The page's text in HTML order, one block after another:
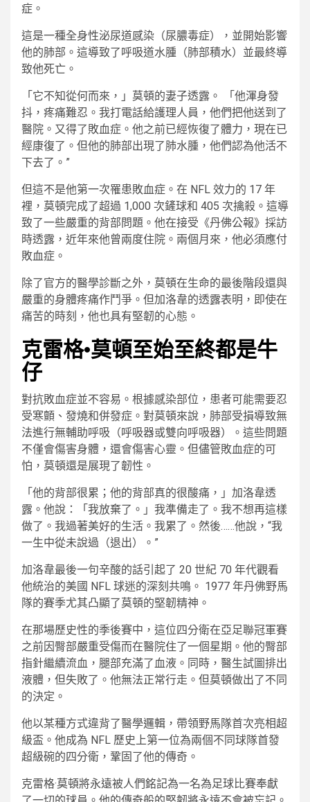
症。
這是一種全身性泌尿道感染（尿膿毒症），並開始影響
他的肺部。這導致了呼吸道水腫（肺部積水）並最終導
致他死亡。
「它不知從何而來，」莫頓的妻子透露。 「他渾身發
抖，疼痛難忍。我打電話給護理人員，他們把他送到了
醫院。又得了敗血症。他之前已經恢復了體力，現在已
經康復了。但他的肺部出現了肺水腫，他們認為他活不
下去了。”
但這不是他第一次罹患敗血症。在 NFL 效力的 17 年
裡，莫頓完成了超過 1,000 次鏟球和 405 次擒殺。這導
致了一些嚴重的背部問題。他在接受《丹佛公報》採訪
時透露，近年來他曾兩度住院。兩個月來，他必須應付
敗血症。
除了官方的醫學診斷之外，莫頓在生命的最後階段還與
嚴重的身體疼痛作鬥爭。但加洛韋的透露表明，即使在
痛苦的時刻，他也具有堅韌的心態。
克雷格·莫頓至始至終都是牛
仔
對抗敗血症並不容易。根據感染部位，患者可能需要忍
受寒顫、發燒和併發症。對莫頓來說，肺部受損導致無
法進行無輔助呼吸（呼吸器或雙向呼吸器）。這些問題
不僅會傷害身體，還會傷害心靈。但儘管敗血症的可
怕，莫頓還是展現了韌性。
「他的背部很累；他的背部真的很酸痛，」加洛韋透
露。他說：「我放棄了。」我準備走了。我不想再這樣
做了。我過著美好的生活。我累了。然後……他說，“我
一生中從未說過（退出）。”
加洛韋最後一句辛酸的話引起了 20 世紀 70 年代觀看
他統治的美國 NFL 球迷的深刻共鳴。 1977 年丹佛野馬
隊的賽季尤其凸顯了莫頓的堅韌精神。
在那場歷史性的季後賽中，這位四分衛在亞足聯冠軍賽
之前因臀部嚴重受傷而在醫院住了一個星期。他的臀部
指針繼續流血，腿部充滿了血液。同時，醫生試圖排出
液體，但失敗了。他無法正常行走。但莫頓做出了不同
的決定。
他以某種方式違背了醫學邏輯，帶領野馬隊首次亮相超
級盃。他成為 NFL 歷史上第一位為兩個不同球隊首發
超級碗的四分衛，鞏固了他的傳奇。
克雷格·莫頓將永遠被人們銘記為一名為足球比賽奉獻